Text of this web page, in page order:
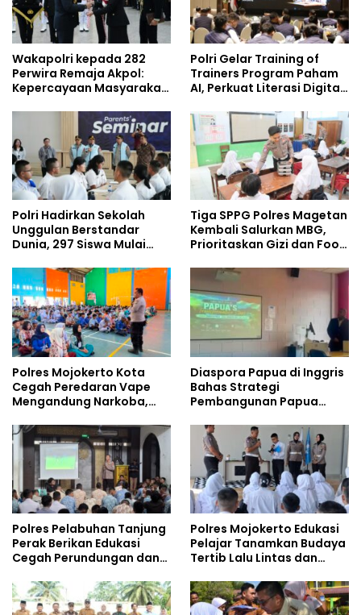
Wakapolri kepada 282
Perwira Remaja Akpol:
Kepercayaan Masyarakat
Polri Gelar Training of
Trainers Program Paham
AI, Perkuat Literasi Digital
Polri Hadirkan Sekolah
Unggulan Berstandar
Dunia, 297 Siswa Mulai
Tiga SPPG Polres Magetan
Kembali Salurkan MBG,
Prioritaskan Gizi dan Food
Polres Mojokerto Kota
Cegah Peredaran Vape
Mengandung Narkoba,
Kalangan Remaja
Diaspora Papua di Inggris
Bahas Strategi
Pembangunan Papua
Doktoral Internasional
Polres Pelabuhan Tanjung
Perak Berikan Edukasi
Cegah Perundungan dan
kepada Pelajar MPLS
Polres Mojokerto Edukasi
Pelajar Tanamkan Budaya
Tertib Lalu Lintas dan